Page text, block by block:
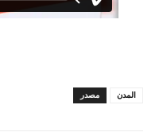
مصدر المدن